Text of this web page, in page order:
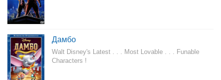
Дамбо
Walt Disney's Latest . . . Most Lovable . . . Funable
Characters !